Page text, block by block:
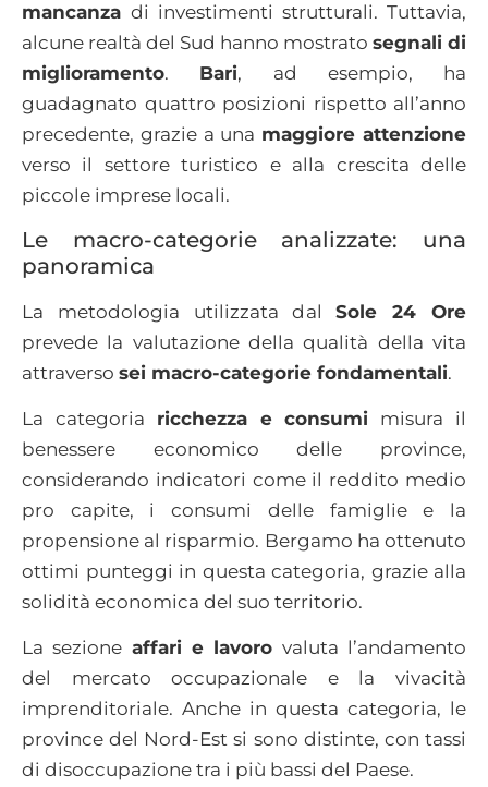
mancanza di investimenti strutturali. Tuttavia,
alcune realtà del Sud hanno mostrato segnali di
miglioramento. Bari, ad esempio, ha
guadagnato quattro posizioni rispetto all’anno
precedente, grazie a una maggiore attenzione
verso il settore turistico e alla crescita delle
piccole imprese locali.
Le macro-categorie analizzate: una
panoramica
La metodologia utilizzata dalSole 24 Ore
prevede la valutazione della qualità della vita
attraverso sei macro-categorie fondamentali.
La categoria ricchezza e consumi misura il
benessere economico delle province,
considerando indicatori come il reddito medio
pro capite, i consumi delle famiglie e la
propensione al risparmio. Bergamo ha ottenuto
ottimi punteggi in questa categoria, grazie alla
solidità economica del suo territorio.
La sezione affari e lavoro valuta l’andamento
del mercato occupazionale e la vivacità
imprenditoriale. Anche in questa categoria, le
province del Nord-Est si sono distinte, con tassi
di disoccupazione tra i più bassi del Paese.